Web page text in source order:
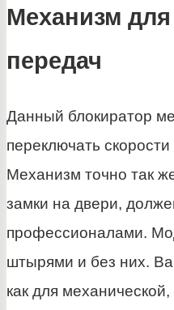
Механизм
передач
Данный блокиратор
переключать
Механизм точно так
замки на двери,
профессионалами.
штырями и без них.
как для механической,